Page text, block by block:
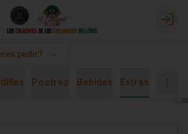
pedir?
Postres Bebidas Extras